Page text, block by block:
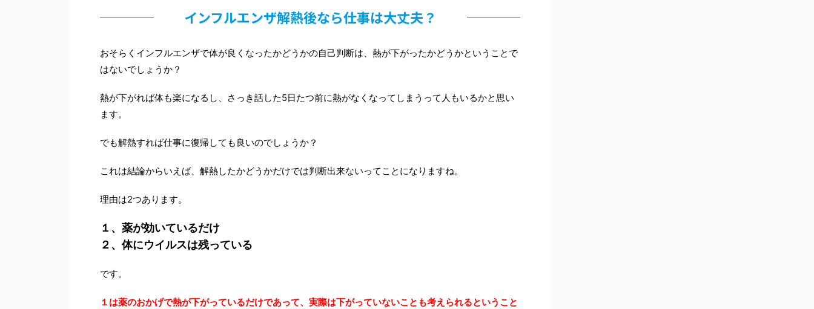
インフルエンザ解熱後なら仕事は大丈夫？
おそらくインフルエンザで体が良くなったかどうかの自己判断は、熱が下がったかどうかということで
はないでしょうか？
熱が下がれば体も楽になるし、さっき話した5日たつ前に熱がなくなってしまうって人もいるかと思い
ます。
でも解熱すれば仕事に復帰しても良いのでしょうか？
これは結論からいえば、解熱したかどうかだけでは判断出来ないってことになりますね。
理由は2つあります。
１、薬が効いているだけ
２、体にウイルスは残っている
です。
１は薬のおかげで熱が下がっているだけであって、実際は下がっていないことも考えられるということ